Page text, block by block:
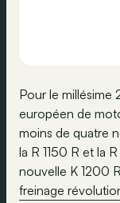
Pour le millésime
européen de
moins de quatre
la R 1150 R et la
nouvelle K 1200
freinage